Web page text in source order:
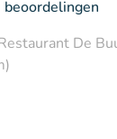
beoordelingen
De